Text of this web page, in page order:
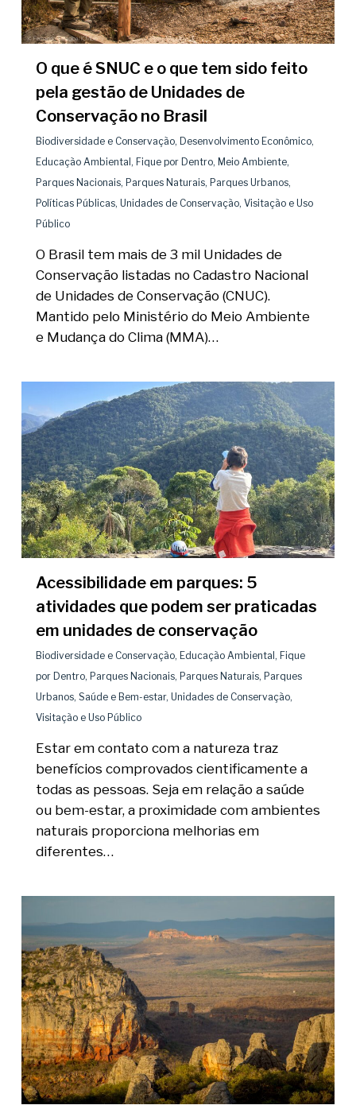
O que é SNUC e o que tem sido feito
pela gestão de Unidades de
Conservação no Brasil
Biodiversidade e Conservação, Desenvolvimento Econômico,
Educação Ambiental , Fique por Dentro, Meio Ambiente,
Parques Nacionais, Parques Naturais, Parques Urbanos,
Políticas Públicas, Unidades de Conservação, Visitação e Uso
Público
O Brasil tem mais de 3 mil Unidades de
Conservação listadas no Cadastro Nacional
de Unidades de Conservação (CNUC).
Mantido pelo Ministério do Meio Ambiente
e Mudança do Clima (MMA)…
Acessibilidade em parques: 5
atividades que podem ser praticadas
em unidades de conservação
Biodiversidade e Conservação, Educação Ambiental, Fique
por Dentro, Parques Nacionais, Parques Naturais, Parques
Urbanos, Saúde e Bem-estar, Unidades de Conservação,
Visitação e Uso Público
Estar em contato com a natureza traz
benefícios comprovados cientificamente a
todas as pessoas. Seja em relação a saúde
ou bem-estar, a proximidade com ambientes
naturais proporciona melhorias em
diferentes…